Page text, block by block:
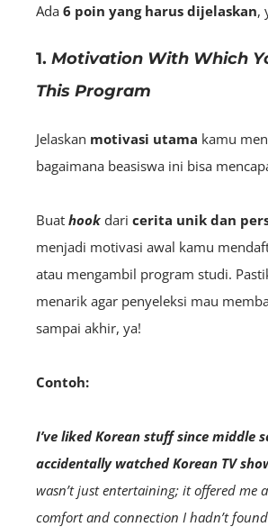
Ada 6 poin yang harus dijelaskan,
1. Motivation With Which
This Program
Jelaskan motivasi utama kamu
bagaimana beasiswa ini bisa
Buat hook dari cerita unik dan
menjadi motivasi awal kamu
atau mengambil program studi.
menarik agar penyeleksi mau
sampai akhir, ya!
Contoh:
I’ve liked Korean stuff since middle
accidentally watched Korean TV
wasn’t just entertaining; it offered me
comfort and connection I hadn’t